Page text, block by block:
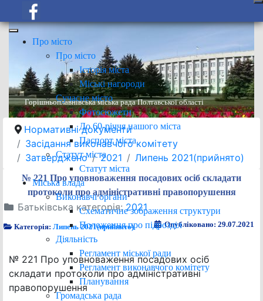
Про місто
Про місто
Історія міста
Міські нагороди
Сучасне місто
Фотосюжети
До 60-річчя нашого міста
Паспорт міста
Статут міста
Статут міста
Міська влада
Виконавчі органи
Схематичне зображення структури
Положення про підрозділ
Діяльність
Регламент міської ради
Регламент виконавчого комітету
Планування
Громадська рада
Горішньоплавнівська міська рада Полтавської області
Нормативні документи
Засідання виконавчого комітету
Затверджено
2021 Липень 2021(прийнято)
№ 221 Про уповноваження посадових осіб складати
протоколи про адміністративні правопорушення
Батьківська категорія:2021
Категорія:Липень 2021(прийнято) Опубліковано: 29.07.2021
№ 221 Про уповноваження посадових осіб
складати протоколи про адміністративні
правопорушення